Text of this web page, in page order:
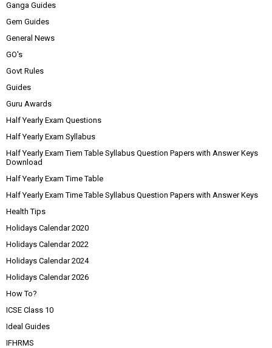
Ganga Guides
Gem Guides
General News
GO's
Govt Rules
Guides
Guru Awards
Half Yearly Exam Questions
Half Yearly Exam Syllabus
Half Yearly Exam Tiem Table Syllabus Question Papers with Answer Keys
Download
Half Yearly Exam Time Table
Half Yearly Exam Time Table Syllabus Question Papers with Answer Keys
Health Tips
Holidays Calendar 2020
Holidays Calendar 2022
Holidays Calendar 2024
Holidays Calendar 2026
How To?
ICSE Class 10
Ideal Guides
IFHRMS